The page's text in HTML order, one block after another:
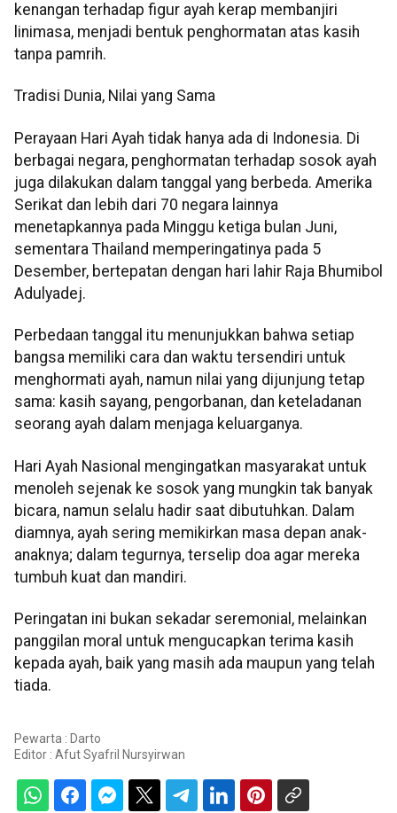
kenangan terhadap figur ayah kerap membanjiri
linimasa, menjadi bentuk penghormatan atas kasih
tanpa pamrih.
Tradisi Dunia, Nilai yang Sama
Perayaan Hari Ayah tidak hanya ada di Indonesia. Di
berbagai negara, penghormatan terhadap sosok ayah
juga dilakukan dalam tanggal yang berbeda. Amerika
Serikat dan lebih dari 70 negara lainnya
menetapkannya pada Minggu ketiga bulan Juni,
sementara Thailand memperingatinya pada 5
Desember, bertepatan dengan hari lahir Raja Bhumibol
Adulyadej.
Perbedaan tanggal itu menunjukkan bahwa setiap
bangsa memiliki cara dan waktu tersendiri untuk
menghormati ayah, namun nilai yang dijunjung tetap
sama: kasih sayang, pengorbanan, dan keteladanan
seorang ayah dalam menjaga keluarganya.
Hari Ayah Nasional mengingatkan masyarakat untuk
menoleh sejenak ke sosok yang mungkin tak banyak
bicara, namun selalu hadir saat dibutuhkan. Dalam
diamnya, ayah sering memikirkan masa depan anak-
anaknya; dalam tegurnya, terselip doa agar mereka
tumbuh kuat dan mandiri.
Peringatan ini bukan sekadar seremonial, melainkan
panggilan moral untuk mengucapkan terima kasih
kepada ayah, baik yang masih ada maupun yang telah
tiada.
Pewarta : Darto
Editor : Afut Syafril Nursyirwan